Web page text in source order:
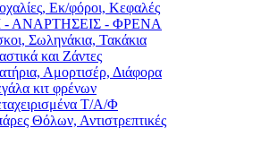
Εκ/φόροι, Κεφαλές
- ΑΝΑΡΤΗΣΕΙΣ - ΦΡΕΝΑ
Σωληνάκια, Τακάκια
και Ζάντες
Αμορτισέρ, Διάφορα
κιτ φρένων
Τ/Α/Φ
Θόλων, Αντιστρεπτικές